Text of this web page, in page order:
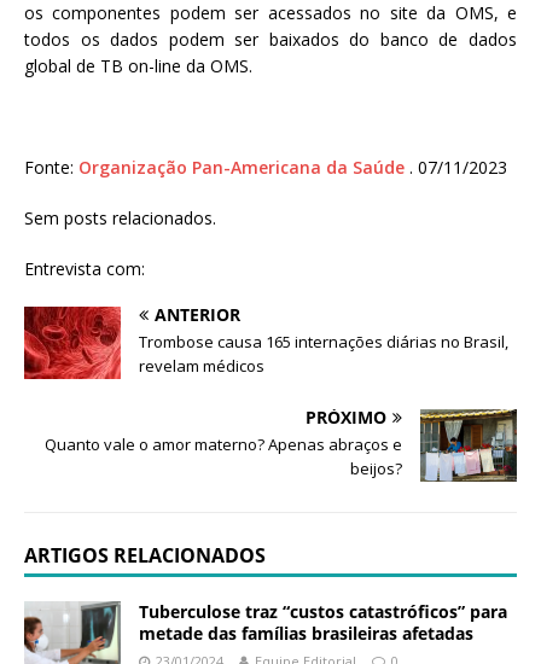
os componentes podem ser acessados no site da OMS, e
todos os dados podem ser baixados do banco de dados
global de TB on-line da OMS.
Fonte: Organização Pan-Americana da Saúde . 07/11/2023
Sem posts relacionados.
Entrevista com:
ANTERIOR
Trombose causa 165 internações diárias no Brasil,
revelam médicos
PRÓXIMO
Quanto vale o amor materno? Apenas abraços e
beijos?
ARTIGOS RELACIONADOS
Tuberculose traz “custos catastróficos” para
metade das famílias brasileiras afetadas